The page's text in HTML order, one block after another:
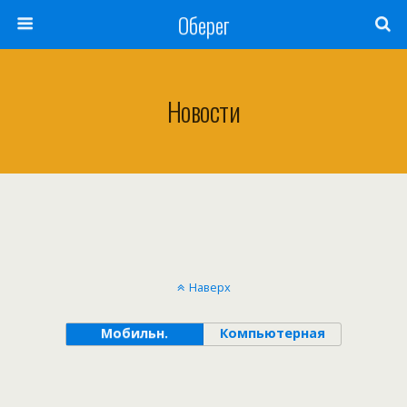
Оберег
Новости
Наверх
Мобильн. Компьютерная